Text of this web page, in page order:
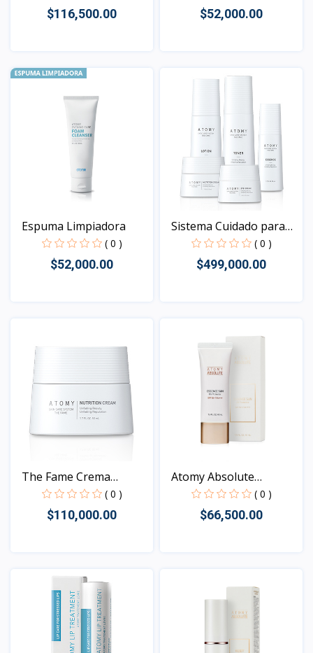
$116,500.00
Vista
$52,000.00
Espuma Limpiadora
( 0 )
$52,000.00
Sistema Cuidado para
( 0 )
$499,000.00
The Fame Crema
Nutritiv...
( 0 )
$110,000.00
Atomy Absolute
Essence...
( 0 )
$66,500.00